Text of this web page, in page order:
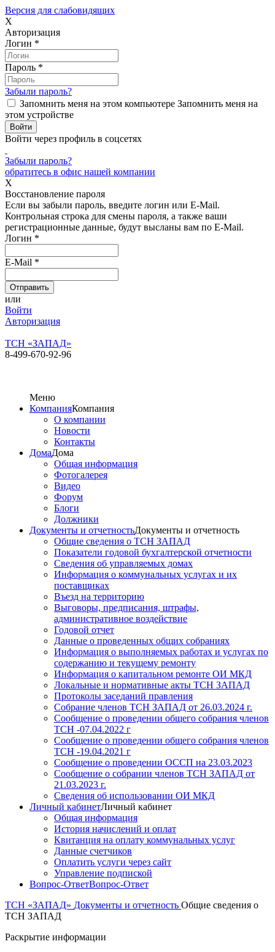
Версия для слабовидящих
X
Авторизация
Логин *
Пароль *
Забыли пароль?
Запомнить меня на этом компьютере Запомнить меня на
этом устройстве
Войти через профиль в соцсетях
Забыли пароль?
обратитесь в офис нашей компании
X
Восстановление пароля
Если вы забыли пароль, введите логин или E-Mail.
Контрольная строка для смены пароля, а также ваши
регистрационные данные, будут высланы вам по E-Mail.
Логин *
E-Mail *
или
Войти
Авторизация
ТСН «ЗАПАД»
8-499-670-92-96
Меню
КомпанияКомпания
О компании
Новости
Контакты
ДомаДома
Общая информация
Фотогалерея
Видео
Форум
Блоги
Должники
Документы и отчетностьДокументы и отчетность
Общие сведения о ТСН ЗАПАД
Показатели годовой бухгалтерской отчетности
Сведения об управляемых домах
Информация о коммунальных услугах и их
поставщиках
Въезд на территорию
Выговоры, предписания, штрафы,
административное воздействие
Годовой отчет
Данные о проведенных общих собраниях
Информация о выполняемых работах и услугах по
содержанию и текущему ремонту
Информация о капитальном ремонте ОИ МКД
Локальные и нормативные акты ТСН ЗАПАД
Протоколы заседаний правления
Собрание членов ТСН ЗАПАД от 26.03.2024 г.
Сообщение о проведении общего собрания членов
ТСН -07.04.2022 г
Сообщение о проведении общего собрания членов
ТСН -19.04.2021 г
Сообщение о проведении ОССП на 23.03.2023
Сообщение о собрании членов ТСН ЗАПАД от
21.03.2023 г.
Сведения об использовании ОИ МКД
Личный кабинетЛичный кабинет
Общая информация
История начислений и оплат
Квитанция на оплату коммунальных услуг
Данные счетчиков
Оплатить услуги через сайт
Управление подпиской
Вопрос-ОтветВопрос-Ответ
ТСН «ЗАПАД» Документы и отчетность Общие сведения о
ТСН ЗАПАД
Раскрытие информации